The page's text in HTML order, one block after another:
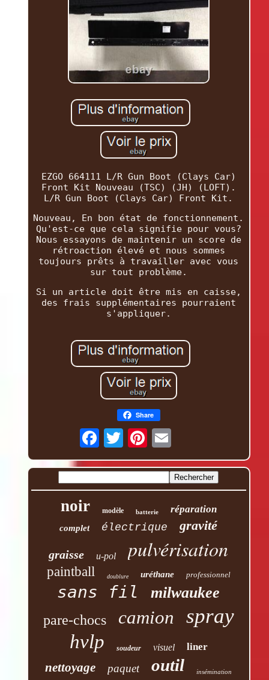
EZGO 664111 L/R Gun Boot (Clays Car)
Front Kit Nouveau (TSC) (JH) (LOFT).
L/R Gun Boot (Clays Car) Front Kit.
Nouveau, En bon état de fonctionnement.
Qu'est-ce que cela signifie pour vous?
Nous essayons de maintenir un score de
rétroaction élevé et nous sommes
toujours prêts à travailler avec vous
sur tout problème.
Si un article doit être mis en caisse,
des frais supplémentaires pourraient
s'appliquer.
Share
noir modèle batterie réparation
complet électrique gravité
graisse u-pol pulvérisation
paintball doublure uréthane professionnel
sans fil milwaukee
pare-chocs camion spray
hvlp soudeur visuel liner
nettoyage paquet outil insémination